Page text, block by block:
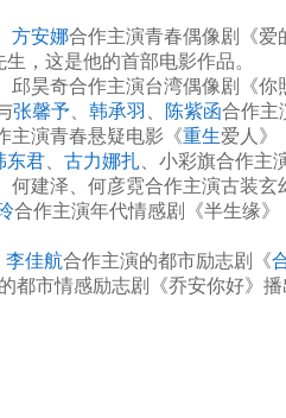
方安娜合作主演青春偶像剧《
，这是他的首部电影作品。
邱昊奇合作主演台湾偶像剧《
张馨予、 韩承羽、 陈紫函合作主
主演青春悬疑电影《重生爱人》
东君、 古力娜扎、小彩旗合作主
何建泽、何彦霓合作主演古装玄
合作主演年代情感剧《半生缘
李佳航合作主演的都市励志剧《
市情感励志剧《乔安你好》播